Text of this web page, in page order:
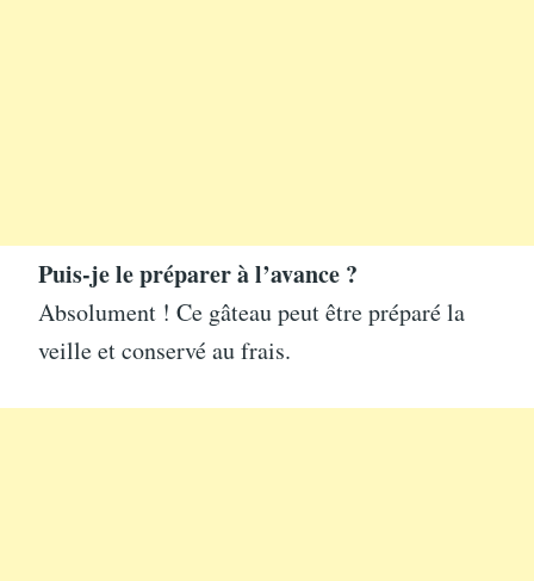
Puis-je le préparer à l’avance ?
Absolument ! Ce gâteau peut être préparé la
veille et conservé au frais.